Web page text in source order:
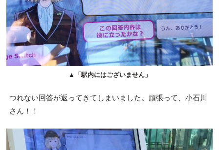
▲ 「駅内にはございません」
つれない回答が返ってきてしまいました。頑張って、小石川
さん！！